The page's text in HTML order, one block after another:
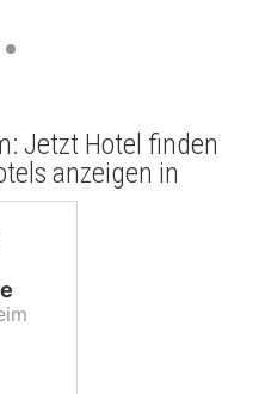
Jetzt Hotel finden
anzeigen in